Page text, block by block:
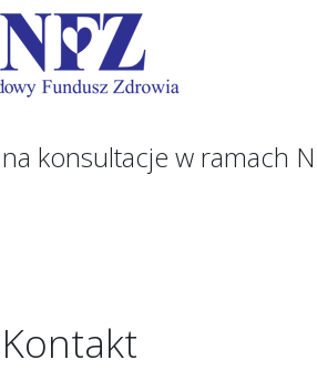
konsultacje w ramach
Kontakt